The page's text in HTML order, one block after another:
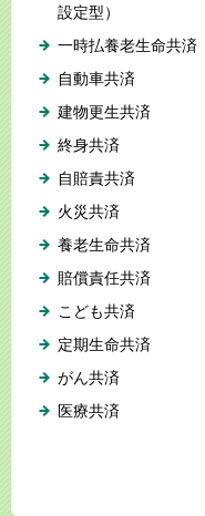
設定型）
一時払養老生命共済
自動車共済
建物更生共済
終身共済
自賠責共済
火災共済
養老生命共済
賠償責任共済
こども共済
定期生命共済
がん共済
医療共済